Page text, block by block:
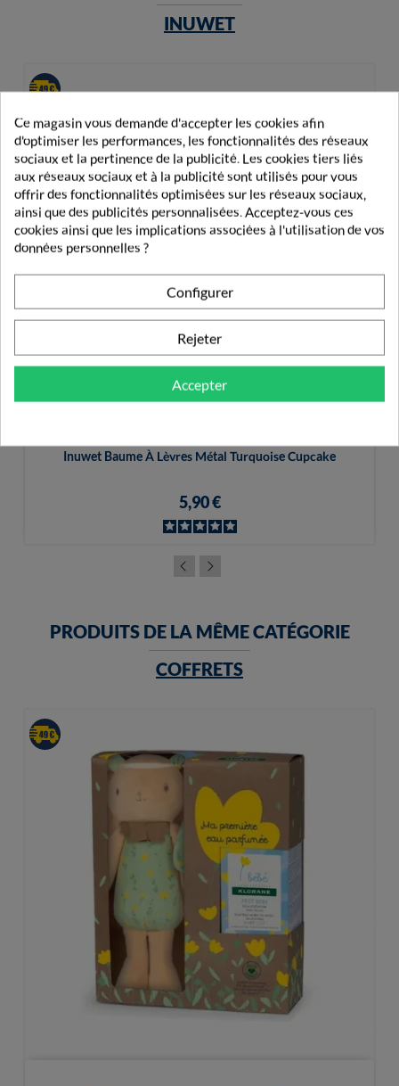
INUWET
Inuwet Baume À Lèvres Métal Turquoise Cupcake
5,90 €
PRODUITS DE LA MÊME CATÉGORIE
COFFRETS
Ce magasin vous demande d'accepter les cookies afin
d'optimiser les performances, les fonctionnalités des réseaux
sociaux et la pertinence de la publicité. Les cookies tiers liés
aux réseaux sociaux et à la publicité sont utilisés pour vous
offrir des fonctionnalités optimisées sur les réseaux sociaux,
ainsi que des publicités personnalisées. Acceptez-vous ces
cookies ainsi que les implications associées à l'utilisation de vos
données personnelles ?
Configurer
Rejeter
Accepter